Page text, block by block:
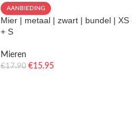
AANBIEDING
Mier | metaal | zwart | bundel | XS
+ S
Mieren
€17.90 €15.95